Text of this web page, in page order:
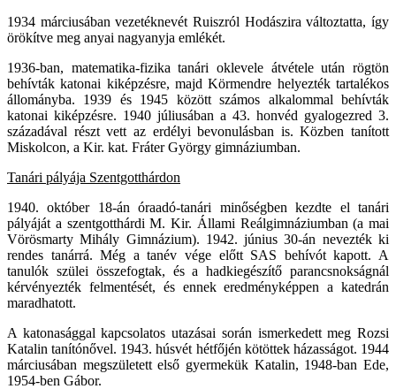
1934 márciusában vezetéknevét Ruiszról Hodászira változtatta, így
örökítve meg anyai nagyanyja emlékét.
1936-ban, matematika-fizika tanári oklevele átvétele után rögtön
behívták katonai kiképzésre, majd Körmendre helyezték tartalékos
állományba. 1939 és 1945 között számos alkalommal behívták
katonai kiképzésre. 1940 júliusában a 43. honvéd gyalogezred 3.
századával részt vett az erdélyi bevonulásban is. Közben tanított
Miskolcon, a Kir. kat. Fráter György gimnáziumban.
Tanári pályája Szentgotthárdon
1940. október 18-án óraadó-tanári minőségben kezdte el tanári
pályáját a szentgotthárdi M. Kir. Állami Reálgimnáziumban (a mai
Vörösmarty Mihály Gimnázium). 1942. június 30-án nevezték ki
rendes tanárrá. Még a tanév vége előtt SAS behívót kapott. A
tanulók szülei összefogtak, és a hadkiegészítő parancsnokságnál
kérvényezték felmentését, és ennek eredményképpen a katedrán
maradhatott.
A katonasággal kapcsolatos utazásai során ismerkedett meg Rozsi
Katalin tanítónővel. 1943. húsvét hétfőjén kötöttek házasságot. 1944
márciusában megszületett első gyermekük Katalin, 1948-ban Ede,
1954-ben Gábor.